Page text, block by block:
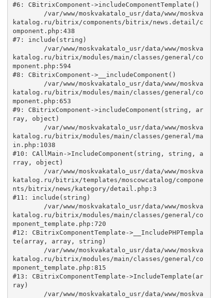
#6: CBitrixComponent->includeComponentTemplate()
katalog.ru/bitrix/components/bitrix/news.detail/c
omponent.php:438
#7: include(string)
katalog.ru/bitrix/modules/main/classes/general/co
mponent.php:594
#8: CBitrixComponent->__includeComponent()
katalog.ru/bitrix/modules/main/classes/general/co
mponent.php:653
#9: CBitrixComponent->includeComponent(string, ar
ray, object)
katalog.ru/bitrix/modules/main/classes/general/ma
in.php:1038
#10: CAllMain->IncludeComponent(string, string, a
rray, object)
katalog.ru/bitrix/templates/moscowcatalog/compone
nts/bitrix/news/kategory/detail.php:3
#11: include(string)
katalog.ru/bitrix/modules/main/classes/general/co
mponent_template.php:720
#12: CBitrixComponentTemplate->__IncludePHPTempla
te(array, array, string)
katalog.ru/bitrix/modules/main/classes/general/co
mponent_template.php:815
#13: CBitrixComponentTemplate->IncludeTemplate(ar
ray)